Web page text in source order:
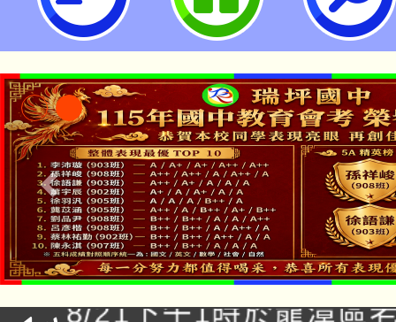
「本色祭」8/29、30在
場熱烈登場!
8/21下午1時於龍潭區